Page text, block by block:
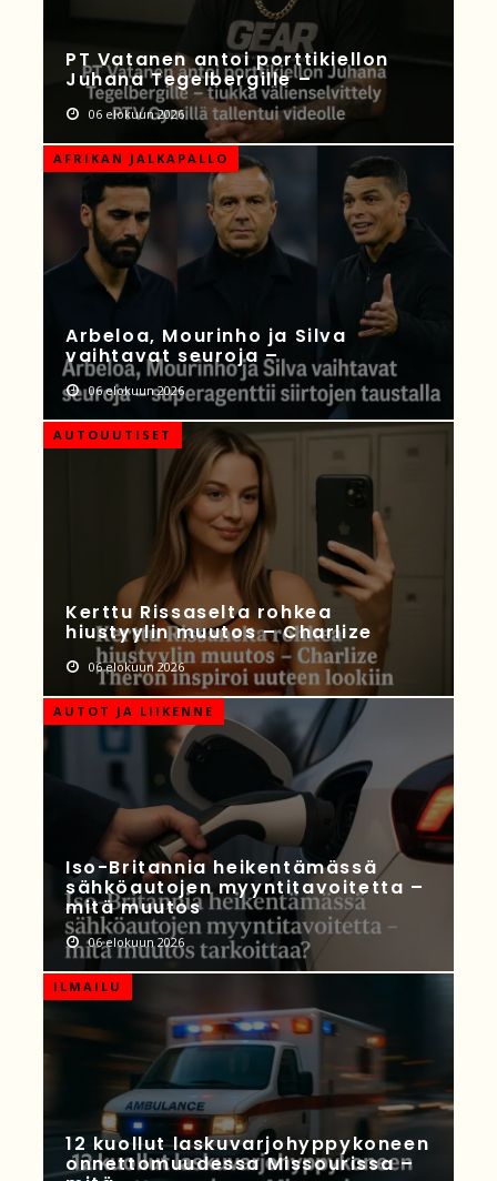
PT Vatanen antoi porttikiellon
Juhana Tegelbergille –
06 elokuun 2026
AFRIKAN JALKAPALLO
Arbeloa, Mourinho ja Silva
vaihtavat seuroja –
06 elokuun 2026
AUTOUUTISET
Kerttu Rissaselta rohkea
hiustyylin muutos – Charlize
06 elokuun 2026
AUTOT JA LIIKENNE
Iso-Britannia heikentämässä
sähköautojen myyntitavoitetta –
mitä muutos
06 elokuun 2026
ILMAILU
12 kuollut laskuvarjohyppykoneen
onnettomuudessa Missourissa –